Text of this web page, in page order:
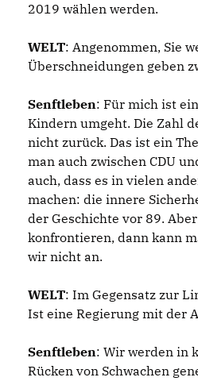
2019 wählen werden.
WELT: Angenommen, Sie
Überschneidungen geben
Senftleben: Für mich ist
Kindern umgeht. Die Zahl
nicht zurück. Das ist ein
man auch zwischen CDU
auch, dass es in vielen
machen: die innere
der Geschichte vor 89.
konfrontieren, dann kann
wir nicht an.
WELT: Im Gegensatz zur
Ist eine Regierung mit der
Senftleben: Wir werden in
Rücken von Schwachen